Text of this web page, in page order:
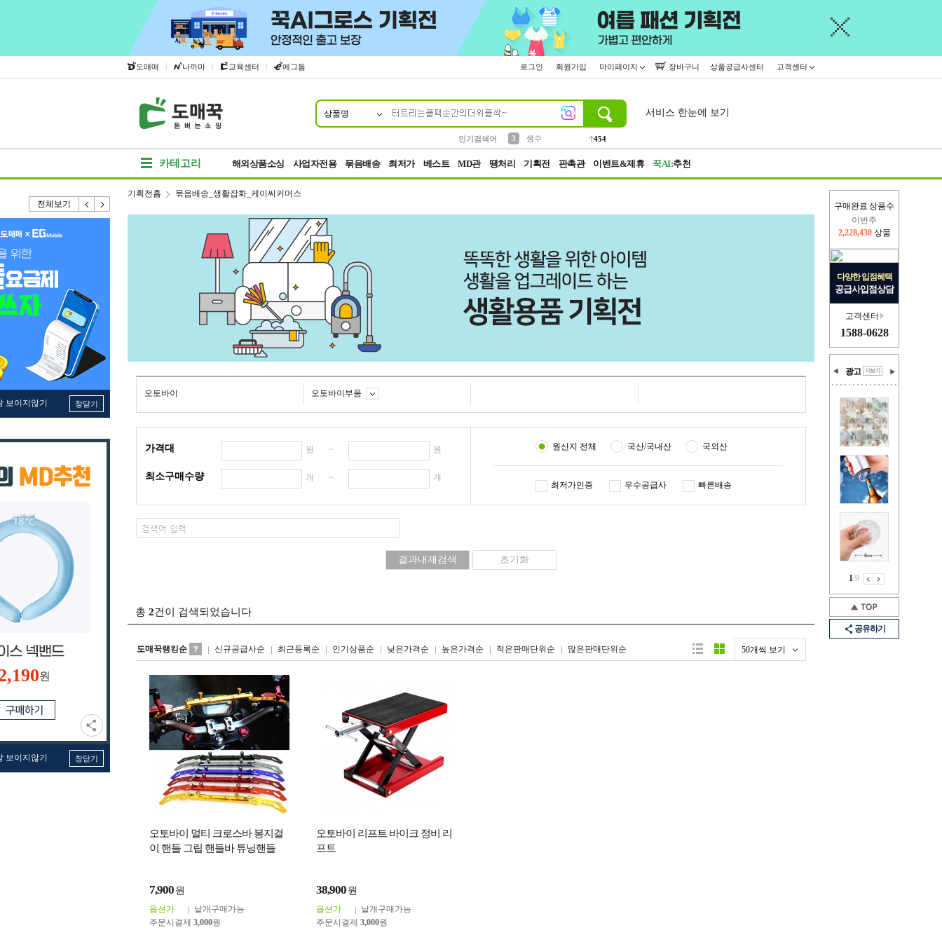
도매매 | 나까마 | 교육센터 | 에그돔 로그인 회원가입 마이페이지 장바구니 상품공급사센터 고객센터
상품명
인기검색어
3
생수
454
서비스 한눈에 보기
카테고리 해외상품소싱 사업자전용 묶음배송 최저가 베스트 MD관 땡처리 기획전 판촉관 이벤트&제휴 꾹AI:추천
전체보기
보이지않기 창닫기
원
보이지않기 창닫기
구매완료 상품수
2,326,527
이번주
2,228,430 상품
다양한 입점혜택
공급사입점상담
고객센터
1588-0628
광고
1/9
공유하기
기획전홈 묶음배송_생활잡화_케이씨커머스
오토바이 오토바이부품
가격대 원 ~ 원
최소구매수량 개 ~ 개
원산지 전체 국산/국내산 국외산
최저가인증 우수공급사 빠른배송
총 2건이 검색되었습니다
도매꾹랭킹순 신규공급사순 최근등록순 인기상품순 낮은가격순 높은가격순 적은판매단위순 많은판매단위순 50개씩 보기
리스트형갤러리형
오토바이 멀티 크로스바 봉지걸
이 핸들 그립 핸들바 튜닝핸들
7,900 원
옵션가
낱개구매가능
주문시결제 3,000원
오토바이 리프트 바이크 정비 리
프트
38,900 원
옵션가
낱개구매가능
주문시결제 3,000원